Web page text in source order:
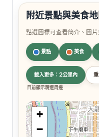
附近景點與美食
點選圖標可查看簡介、圖片
景點 美食
載入更多：2公里內
目前顯示精選周邊
+
−